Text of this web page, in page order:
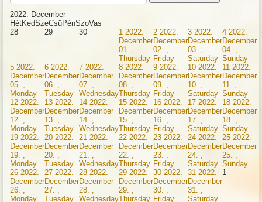
2022. December
HétKedSzeCsüPénSzoVas
28
29 30 1 2022.
December
01. ,
Thursday
2 2022.
December
02. ,
Friday
3 2022.
December
03. ,
Saturday
4 2022.
December
04. ,
Sunday
5 2022.
December
05. ,
Monday
6 2022.
December
06. ,
Tuesday
7 2022.
December
07. ,
Wednesday
8 2022.
December
08. ,
Thursday
9 2022.
December
09. ,
Friday
10 2022.
December
10. ,
Saturday
11 2022.
December
11. ,
Sunday
12 2022.
December
12. ,
Monday
13 2022.
December
13. ,
Tuesday
14 2022.
December
14. ,
Wednesday
15 2022.
December
15. ,
Thursday
16 2022.
December
16. ,
Friday
17 2022.
December
17. ,
Saturday
18 2022.
December
18. ,
Sunday
19 2022.
December
19. ,
Monday
20 2022.
December
20. ,
Tuesday
21 2022.
December
21. ,
Wednesday
22 2022.
December
22. ,
Thursday
23 2022.
December
23. ,
Friday
24 2022.
December
24. ,
Saturday
25 2022.
December
25. ,
Sunday
26 2022.
December
26. ,
Monday
27 2022.
December
27. ,
Tuesday
28 2022.
December
28. ,
Wednesday
29 2022.
December
29. ,
Thursday
30 2022.
December
30. ,
Friday
31 2022.
December
31. ,
Saturday
1